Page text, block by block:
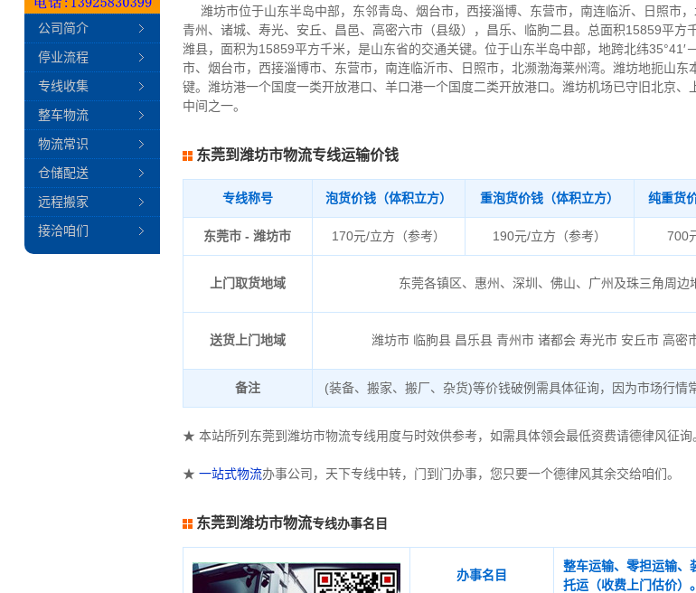
潍坊市位于山东半岛中部，东邻青岛、烟台市，西接淄博、东营市，南连临沂、日照市，
青州、诸城、寿光、安丘、昌邑、高密六市（县级），昌乐、临朐二县。总面积15859平
潍县，面积为15859平方千米，是山东省的交通关键。位于山东半岛中部，地跨北纬35°41′
市、烟台市，西接淄博市、东营市，南连临沂市、日照市，北濒渤海莱州湾。潍坊地扼山
键。潍坊港一个国度一类开放港口、羊口港一个国度二类开放港口。潍坊机场已守旧北京
中间之一。
东莞到潍坊市物流专线运输价钱
专线称号 泡货价钱（体积立方） 重泡货价钱（体积立方） 纯重货
东莞市 - 潍坊市 170元/立方（参考） 190元/立方（参考） 700
上门取货地域 东莞各镇区、惠州、深圳、佛山、广州及珠三角周边
送货上门地域 潍坊市 临朐县 昌乐县 青州市 诸都会 寿光市 安丘市 高密
备注 (装备、搬家、搬厂、杂货)等价钱破例需具体征询，因为市场行情
★ 本站所列东莞到潍坊市物流专线用度与时效供参考，如需具体领会最低资费请德律风征询
★ 一站式物流办事公司，天下专线中转，门到门办事，您只要一个德律风其余交给咱们。
东莞到潍坊市物流专线办事名目
办事名目
整车运输、零担运输、
托运（收费上门估价）。
公司简介
停业流程
专线收集
整车物流
物流常识
仓储配送
远程搬家
接洽咱们